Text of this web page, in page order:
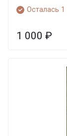
Осталась 1
1 000 ₽